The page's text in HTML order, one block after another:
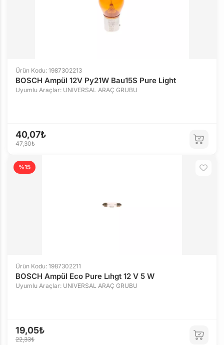
Ürün Kodu: 1987302213
BOSCH Ampül 12V Py21W Bau15S Pure Light
Uyumlu Araçlar: UNIVERSAL ARAÇ GRUBU
40,07₺
47,30₺
%15
Ürün Kodu: 1987302211
BOSCH Ampül Eco Pure Lıhgt 12 V 5 W
Uyumlu Araçlar: UNIVERSAL ARAÇ GRUBU
19,05₺
22,33₺